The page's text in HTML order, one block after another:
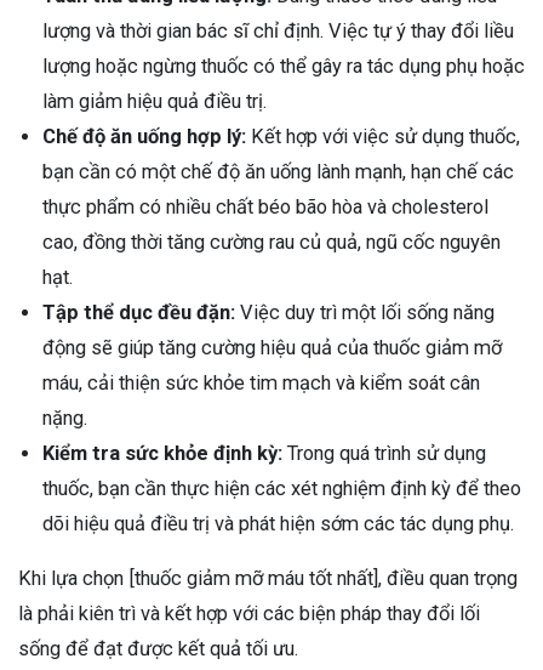
lượng và thời gian bác sĩ chỉ định. Việc tự ý thay đổi liều
lượng hoặc ngừng thuốc có thể gây ra tác dụng phụ hoặc
làm giảm hiệu quả điều trị.
Chế độ ăn uống hợp lý: Kết hợp với việc sử dụng thuốc,
bạn cần có một chế độ ăn uống lành mạnh, hạn chế các
thực phẩm có nhiều chất béo bão hòa và cholesterol
cao, đồng thời tăng cường rau củ quả, ngũ cốc nguyên
hạt.
Tập thể dục đều đặn: Việc duy trì một lối sống năng
động sẽ giúp tăng cường hiệu quả của thuốc giảm mỡ
máu, cải thiện sức khỏe tim mạch và kiểm soát cân
nặng.
Kiểm tra sức khỏe định kỳ: Trong quá trình sử dụng
thuốc, bạn cần thực hiện các xét nghiệm định kỳ để theo
dõi hiệu quả điều trị và phát hiện sớm các tác dụng phụ.
Khi lựa chọn [thuốc giảm mỡ máu tốt nhất], điều quan trọng
là phải kiên trì và kết hợp với các biện pháp thay đổi lối
sống để đạt được kết quả tối ưu.